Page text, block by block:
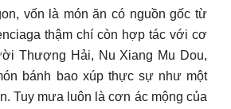
vốn là món ăn có nguồn gốc từ
thậm chí còn hợp tác với cơ
Thượng Hải, Nu Xiang Mu Dou,
bánh bao xúp thực sự như một
Tuy mưa luôn là cơn ác mộng của